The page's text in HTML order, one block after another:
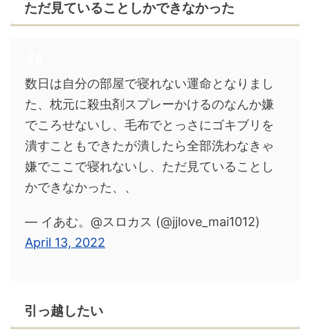
ただ見ていることしかできなかった
数日は自分の部屋で寝れない運命となりまし
た、枕元に殺虫剤スプレーかけるのなんか嫌
でころせないし、毛布でとっさにゴキブリを
潰すこともできたが潰したら全部洗わなきゃ
嫌でここで寝れないし、ただ見ていることし
かできなかった、、
— イあむ。@スロカス (@jjlove_mai1012)
April 13, 2022
引っ越したい